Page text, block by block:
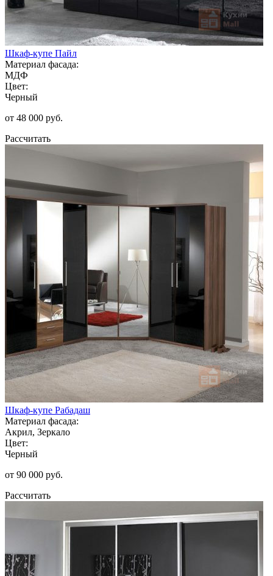
Шкаф-купе Пайл
Материал фасада:
МДФ
Цвет:
Черный
от 48 000 руб.
Рассчитать
Шкаф-купе Рабадаш
Материал фасада:
Акрил, Зеркало
Цвет:
Черный
от 90 000 руб.
Рассчитать